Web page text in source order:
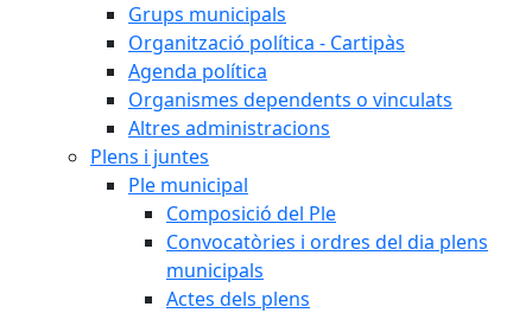
Grups municipals
Organització política - Cartipàs
Agenda política
Organismes dependents o vinculats
Altres administracions
Plens i juntes
Ple municipal
Composició del Ple
Convocatòries i ordres del dia plens
municipals
Actes dels plens